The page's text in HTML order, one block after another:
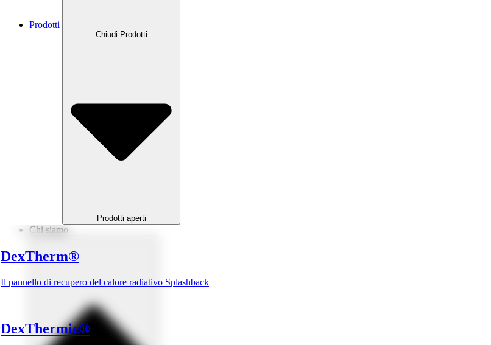
Prodotti
Chiudi Prodotti
Prodotti aperti
DexTherm®
Il pannello di recupero del calore radiativo Splashback
DexThermic®
Chi siamo